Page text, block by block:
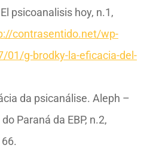
psicoanalisis hoy, n.1,
contrasentido.net/wp-
01/g-brodky-la-eficacia-del-
da psicanálise. Aleph –
Paraná da EBP, n.2,